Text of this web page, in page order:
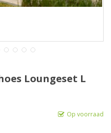
Loungeset L
Op voorraad